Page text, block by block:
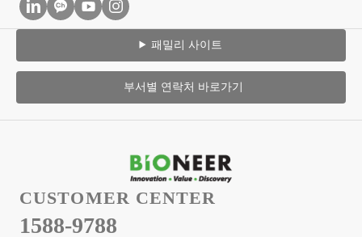
패밀리 사이트
부서별 연락처 바로가기
CUSTOMER CENTER
1588-9788